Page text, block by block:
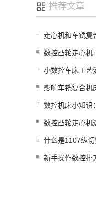
推荐文章
走心机和车铣复
数控凸轮走心机
什么是1107纵
新手操作数控排